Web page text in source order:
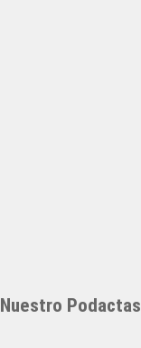
Nuestro Podactas